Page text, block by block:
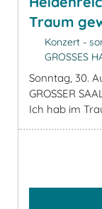
Traum
Konzert -
GROSSES
Sonntag, 30.
GROSSER
Ich hab im